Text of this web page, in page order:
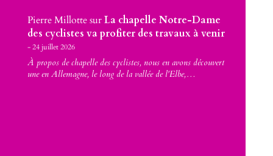
Pierre MillottesurLa chapelle Notre-Dame
des cyclistes va profiter des travaux à venir
24 juillet 2026
À propos de chapelle des cyclistes, nous en avons découvert
une en Allemagne, le long de la vallée de l'Elbe,…